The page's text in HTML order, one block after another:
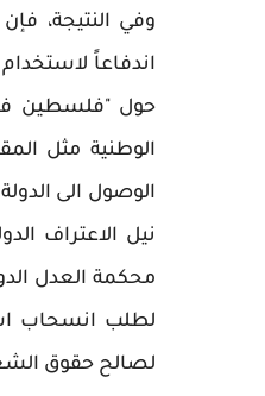
وفي النتيجة،
اندفاعاً
حول "فلسطين في
الوطنية مثل
الوصول الى
نيل الاعتراف
محكمة العدل
لطلب انسحاب
لصالح حقوق